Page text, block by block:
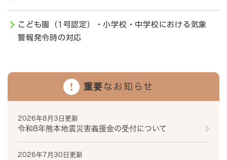
こども園（1号認定）・小学校・中学校における気象
警報発令時の対応
重要なお知らせ
2026年8月3日更新
令和8年熊本地震災害義援金の受付について
2026年7月30日更新